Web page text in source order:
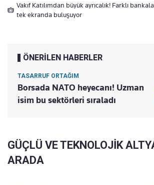
Vakıf Katılımdan büyük ayrıcalık! Farklı
tek ekranda buluşuyor
ÖNERİLEN HABERLER
TASARRUF ORTAĞIM
Borsada NATO heyecanı! Uzman
isim bu sektörleri sıraladı
GÜÇLÜ VE TEKNOLOJİK
ARADA